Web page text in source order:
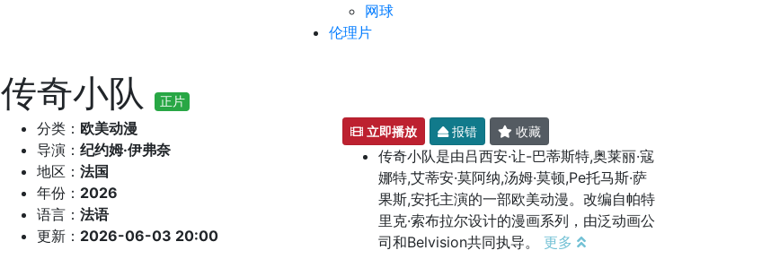
网球
伦理片
传奇小队 正片
分类： 欧美动漫
导演： 纪约姆·伊弗奈
地区： 法国
年份： 2026
语言： 法语
更新： 2026-06-03 20:00
立即播放 报错 收藏
传奇小队是由吕西安·让-巴蒂斯特,奥莱丽·寇
娜特,艾蒂安·莫阿纳,汤姆·莫顿,Pe托马斯·萨
果斯,安托主演的一部欧美动漫。改编自帕特
里克·索布拉尔设计的漫画系列，由泛动画公
司和Belvision共同执导。 更多